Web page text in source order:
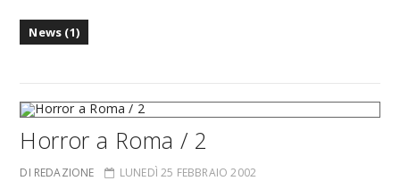
News (1)
Horror a Roma / 2
DI REDAZIONE LUNEDÌ 25 FEBBRAIO 2002